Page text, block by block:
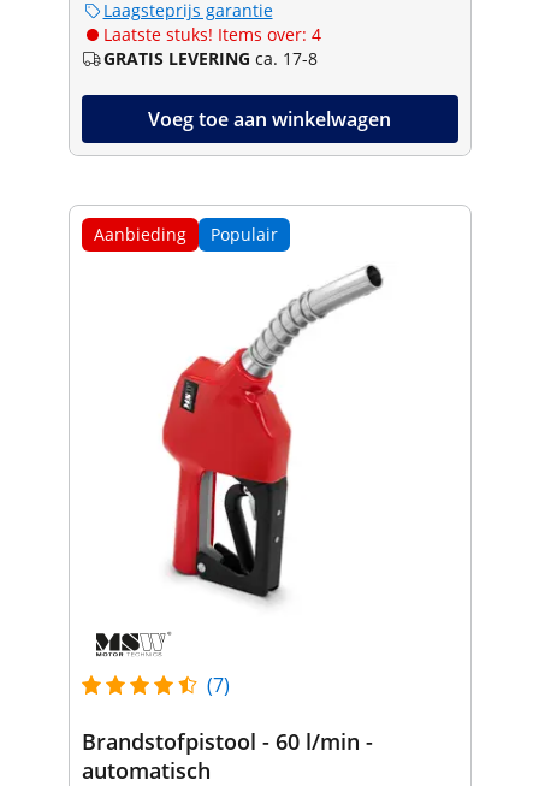
Laagsteprijs garantie
Laatste stuks! Items over: 4
GRATIS LEVERING ca. 17-8
Voeg toe aan winkelwagen
Aanbieding Populair
(7)
Brandstofpistool - 60 l/min -
automatisch